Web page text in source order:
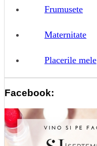
Frumusete
Maternitate
Placerile mele
Facebook: